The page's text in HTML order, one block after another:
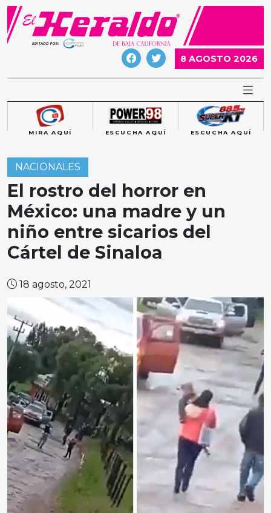
Skip
content
8 AGOSTO 2026
MIRA AQUÍ ESCUCHA AQUÍ ESCUCHA AQUÍ
NACIONALES
El rostro del horror en
México: una madre y un
niño entre sicarios del
Cártel de Sinaloa
18 agosto, 2021